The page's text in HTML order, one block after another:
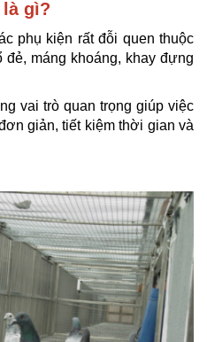
là gì?
phụ kiện rất đỗi quen thuộc
máng khoáng, khay đựng
vai trò quan trọng giúp việc
giản, tiết kiệm thời gian và